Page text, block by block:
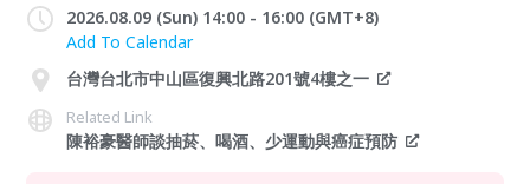
2026.08.09 (Sun) 14:00 - 16:00 (GMT+8)
Add To Calendar
台灣台北市中山區復興北路201號4樓之一
Related Link
陳裕豪醫師談抽菸、喝酒、少運動與癌症預防